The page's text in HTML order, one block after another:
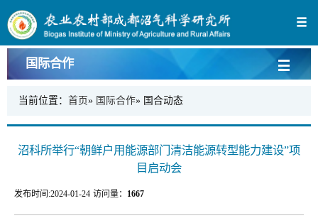
国际合作
当前位置： 首页» 国际合作» 国合动态
沼科所举行“朝鲜户用能源部门清洁能源转型能力建设”项
目启动会
发布时间:2024-01-24 访问量： 1667